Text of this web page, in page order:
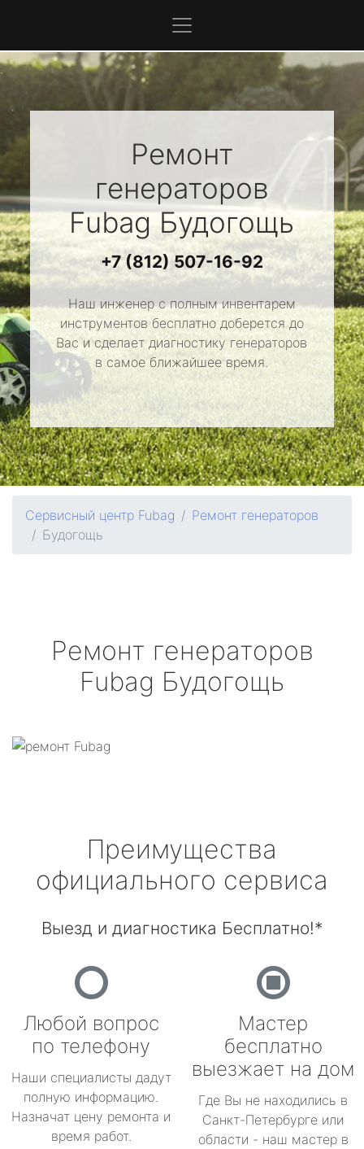
Ремонт
генераторов
FubagБудогощь
+7 (812) 507-16-92
Наш инженер с полным инвентарем
инструментов бесплатно доберется до
Вас и сделает диагностику генераторов
в самое ближайшее время.
Сервисный центр Fubag
Ремонт генераторов
Будогощь
Ремонт генераторов
Fubag Будогощь
Преимущества
официального сервиса
Выезд и диагностика Бесплатно!*
Любой вопрос
по телефону
Наши специалисты дадут
полную информацию.
Назначат цену ремонта и
время работ.
Мастер
бесплатно
выезжает на дом
Где Вы не находились в
Санкт-Петербурге или
области - наш мастер в